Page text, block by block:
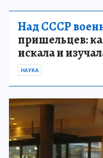
Над СССР
пришельцев:
искала и
НАУКА